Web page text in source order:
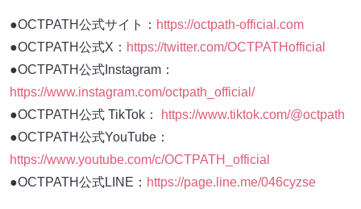
●OCTPATH公式サイト： https://octpath-official.com
●OCTPATH公式X： https://twitter.com/OCTPATHofficial
●OCTPATH公式Instagram：
https://www.instagram.com/octpath_official/
●OCTPATH公式 TikTok：
https://www.tiktok.com/@octpath
●OCTPATH公式YouTube：
https://www.youtube.com/c/OCTPATH_official
●OCTPATH公式LINE： https://page.line.me/046cyzse